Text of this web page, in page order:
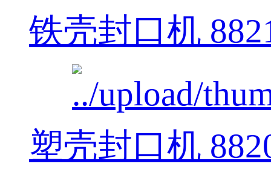
铁壳封口机
塑壳封口机